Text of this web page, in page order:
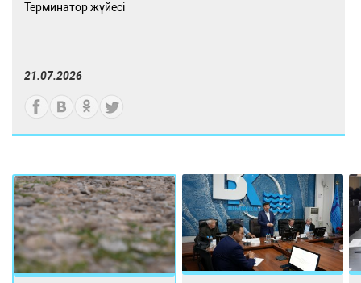
Терминатор жүйесі
21.07.2026